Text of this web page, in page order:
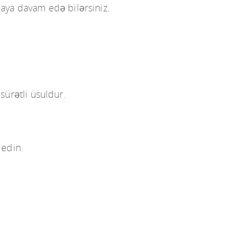
davam edə bilərsiniz.
sürətli üsuldur.